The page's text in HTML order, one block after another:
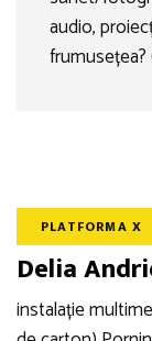
audio,
PLATFORMA X
Delia
instalație